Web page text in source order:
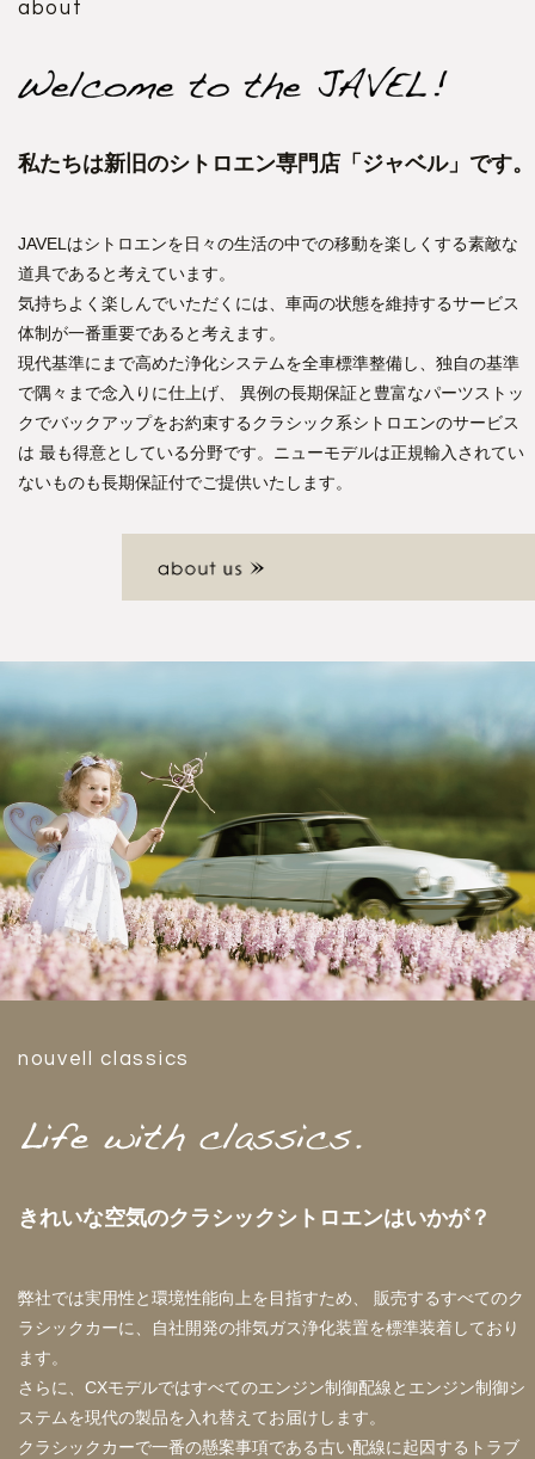
about
私たちは新旧のシトロエン専門店「ジャベル」です。
JAVELはシトロエンを日々の生活の中での移動を楽しくする素敵な
道具であると考えています。
気持ちよく楽しんでいただくには、車両の状態を維持するサービス
体制が一番重要であると考えます。
現代基準にまで高めた浄化システムを全車標準整備し、独自の基準
で隅々まで念入りに仕上げ、
異例の長期保証と豊富なパーツストッ
クでバックアップをお約束するクラシック系シトロエンのサービス
は 最も得意としている分野です。ニューモデルは正規輸入されてい
ないものも長期保証付でご提供いたします。
nouvell classics
きれいな空気のクラシックシトロエンはいかが？
弊社では実用性と環境性能向上を目指すため、
販売するすべてのク
ラシックカーに、自社開発の排気ガス浄化装置を標準装着しており
ます。
さらに、CXモデルではすべてのエンジン制御配線とエンジン制御シ
ステムを現代の製品を入れ替えてお届けします。
クラシックカーで一番の懸案事項である古い配線に起因するトラブ